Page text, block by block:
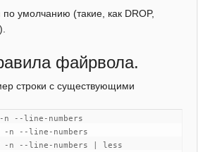
умолчанию (такие, как DROP,
файрвола.
строки с существующими
--line-numbers
-n --line-numbers
-n --line-numbers | less